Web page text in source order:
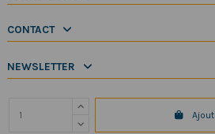
CONTACT
NEWSLETTER
Copyright 2025 SeaElec.fr -